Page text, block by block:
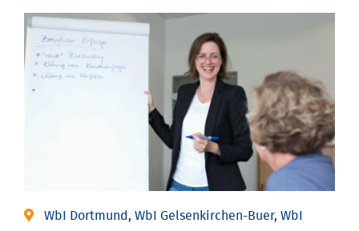
WbI Dortmund, WbI Gelsenkirchen-Buer, WbI